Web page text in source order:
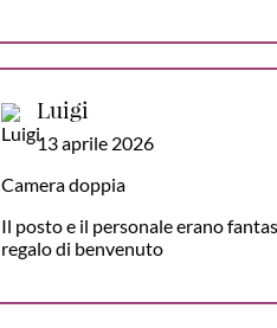
Luigi
13 aprile 2026
Camera doppia
Il posto e il personale erano
regalo di benvenuto